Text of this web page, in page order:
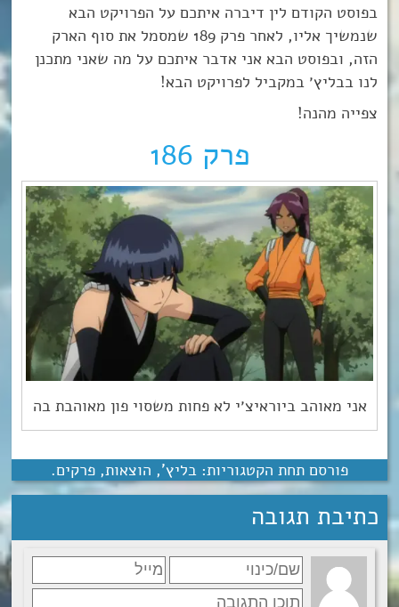
בפוסט הקודם לין דיברה איתכם על הפרויקט הבא
שנמשיך אליו, לאחר פרק 189 שמסמל את סוף הארק
הזה, ובפוסט הבא אני אדבר איתכם על מה שאני מתכנן
לנו בבליץ׳ במקביל לפרויקט הבא!
צפייה מהנה!
פרק 186
אני מאוהב ביוראיצ׳י לא פחות משסוי פון מאוהבת בה
פורסם תחת הקטגוריות: בליץ', הוצאות, פרקים.
כתיבת תגובה